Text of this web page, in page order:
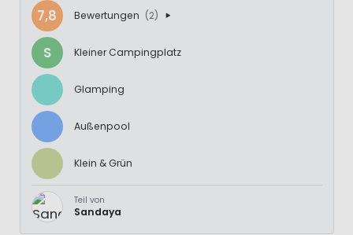
7,8 Bewertungen (2)
S Kleiner Campingplatz
Glamping
Außenpool
Klein & Grün
Teil von
Sandaya